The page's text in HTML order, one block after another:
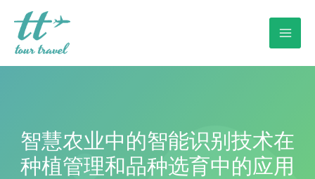
智慧农业中的智能识别技术在
种植管理和品种选育中的应用